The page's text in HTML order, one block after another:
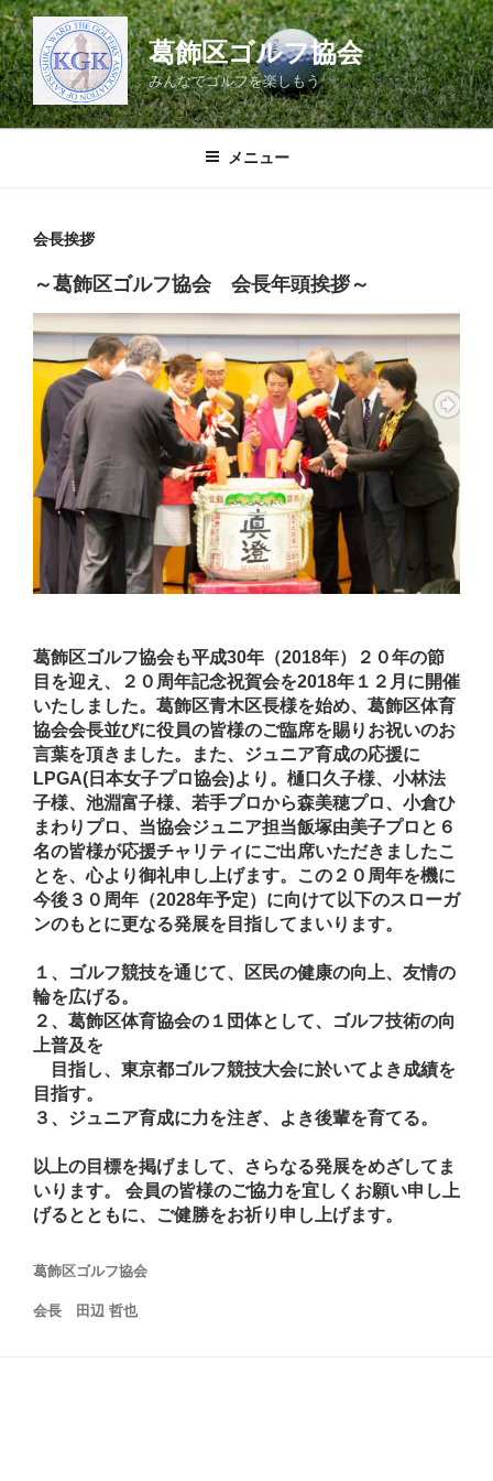
コ
ン
テ
ン
ツ
葛飾区ゴルフ協会
みんなでゴルフを楽しもう
メニュー
会長挨拶
～葛飾区ゴルフ協会 会長年頭挨拶～
葛飾区ゴルフ協会も平成30年（2018年）２０年の節
目を迎え、２０周年記念祝賀会を2018年１２月に開催
いたしました。葛飾区青木区長様を始め、葛飾区体育
協会会長並びに役員の皆様のご臨席を賜りお祝いのお
言葉を頂きました。また、ジュニア育成の応援に
LPGA(日本女子プロ協会)より。樋口久子様、小林法
子様、池淵富子様、若手プロから森美穂プロ、小倉ひ
まわりプロ、当協会ジュニア担当飯塚由美子プロと６
名の皆様が応援チャリティにご出席いただきましたこ
とを、心より御礼申し上げます。この２０周年を機に
今後３０周年（2028年予定）に向けて以下のスローガ
ンのもとに更なる発展を目指してまいります。
１、ゴルフ競技を通じて、区民の健康の向上、友情の
輪を広げる。
２、葛飾区体育協会の１団体として、ゴルフ技術の向
上普及を
目指し、東京都ゴルフ競技大会に於いてよき成績を
目指す。
３、ジュニア育成に力を注ぎ、よき後輩を育てる。
以上の目標を掲げまして、さらなる発展をめざしてま
いります。 会員の皆様のご協力を宜しくお願い申し上
げるとともに、ご健勝をお祈り申し上げます。
葛飾区ゴルフ協会
会長 田辺 哲也